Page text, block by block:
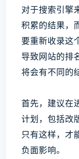
对于搜索引擎
积累的结果，
要重新收录这
导致网站的排
将会有不同的
首先，建议在
计划，包括改
只有这样，才
负面影响。